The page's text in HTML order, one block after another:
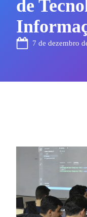
de
7 de dezembro